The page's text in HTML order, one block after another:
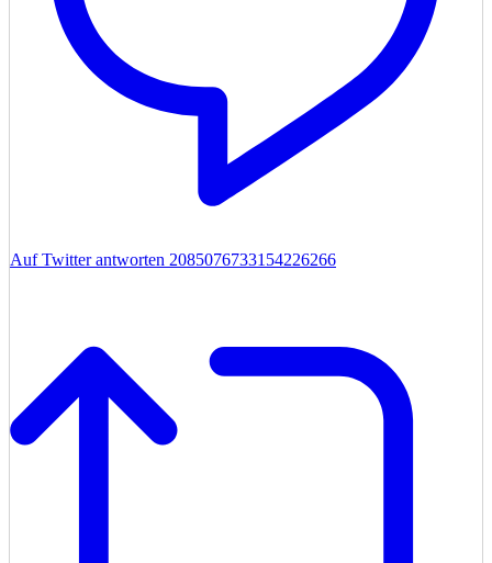
Auf Twitter antworten 2085076733154226266